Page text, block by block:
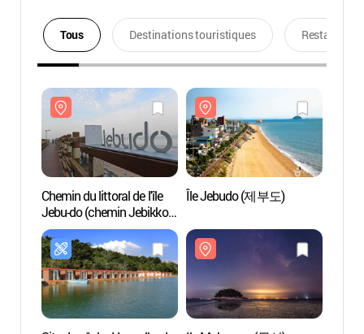
Tous Destinations touristiques Restaurants
Chemin du littoral de l'île
Jebu-do (chemin Jebikkori-
gil) (제부도 해안산책로
(제비꼬리길))
Île Jebudo (제부도)